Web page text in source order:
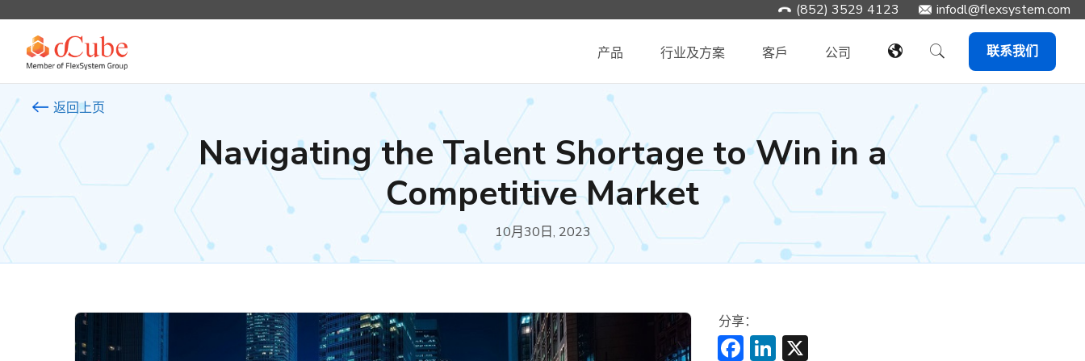
(852) 3529 4123 infodl@flexsystem.com
产品 行业及方案 客戶 公司 联系我们
返回上页
Navigating the Talent Shortage to Win in a
Competitive Market
10月30日, 2023
分享：
Facebook
LinkedIn